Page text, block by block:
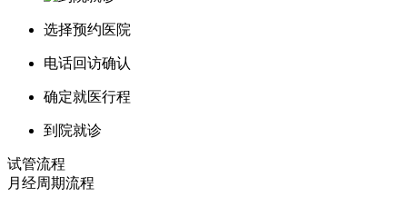
选择预约医院
电话回访确认
确定就医行程
到院就诊
试管流程
月经周期流程